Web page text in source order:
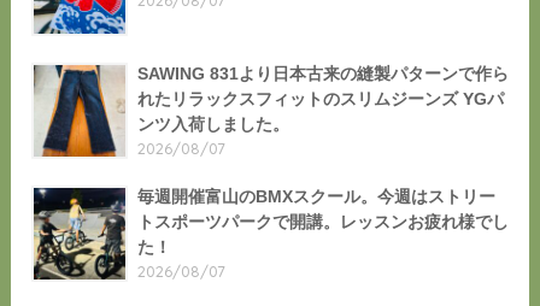
SAWING 831より日本古来の縫製パターンで作ら
れたリラックスフィットのスリムジーンズ YGパ
ンツ入荷しました。
2026/08/07
毎週開催富山のBMXスクール。今週はストリー
トスポーツパークで開講。レッスンお疲れ様でし
た！
2026/08/07